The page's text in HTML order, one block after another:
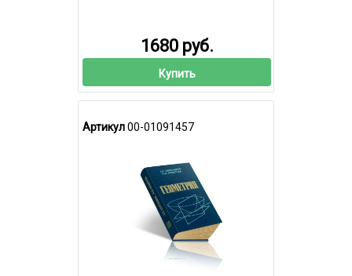
1680 руб.
Купить
Артикул00-01091457